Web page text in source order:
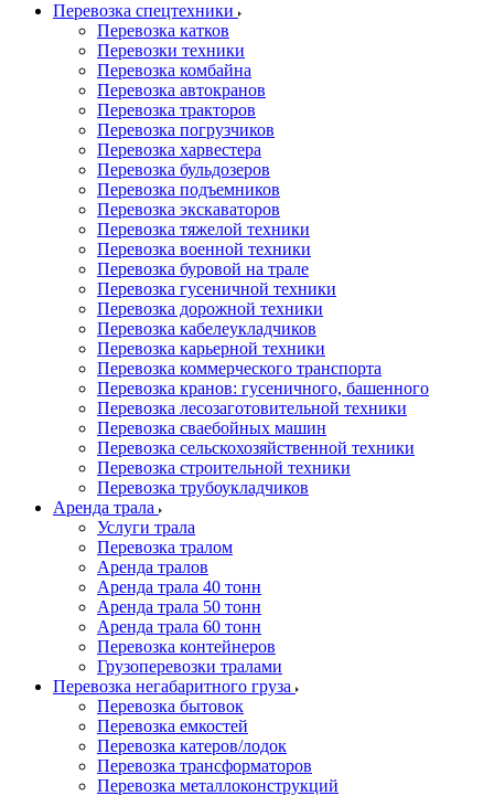
Перевозка спецтехники
Перевозка катков
Перевозки техники
Перевозка комбайна
Перевозка автокранов
Перевозка тракторов
Перевозка погрузчиков
Перевозка харвестера
Перевозка бульдозеров
Перевозка подъемников
Перевозка экскаваторов
Перевозка тяжелой техники
Перевозка военной техники
Перевозка буровой на трале
Перевозка гусеничной техники
Перевозка дорожной техники
Перевозка кабелеукладчиков
Перевозка карьерной техники
Перевозка коммерческого транспорта
Перевозка кранов: гусеничного, башенного
Перевозка лесозаготовительной техники
Перевозка сваебойных машин
Перевозка сельскохозяйственной техники
Перевозка строительной техники
Перевозка трубоукладчиков
Аренда трала
Услуги трала
Перевозка тралом
Аренда тралов
Аренда трала 40 тонн
Аренда трала 50 тонн
Аренда трала 60 тонн
Перевозка контейнеров
Грузоперевозки тралами
Перевозка негабаритного груза
Перевозка бытовок
Перевозка емкостей
Перевозка катеров/лодок
Перевозка трансформаторов
Перевозка металлоконструкций